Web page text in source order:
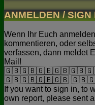
ANMELDEN / SIGN
Wenn Ihr Euch
kommentieren, oder
verfassen, dann meldet
Mail!
🇬🇧🇬🇧🇬🇧🇬🇧
If you want to sign in, to
own report, please sent